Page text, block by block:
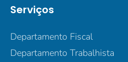
Serviços
Departamento Fiscal
Departamento Trabalhista